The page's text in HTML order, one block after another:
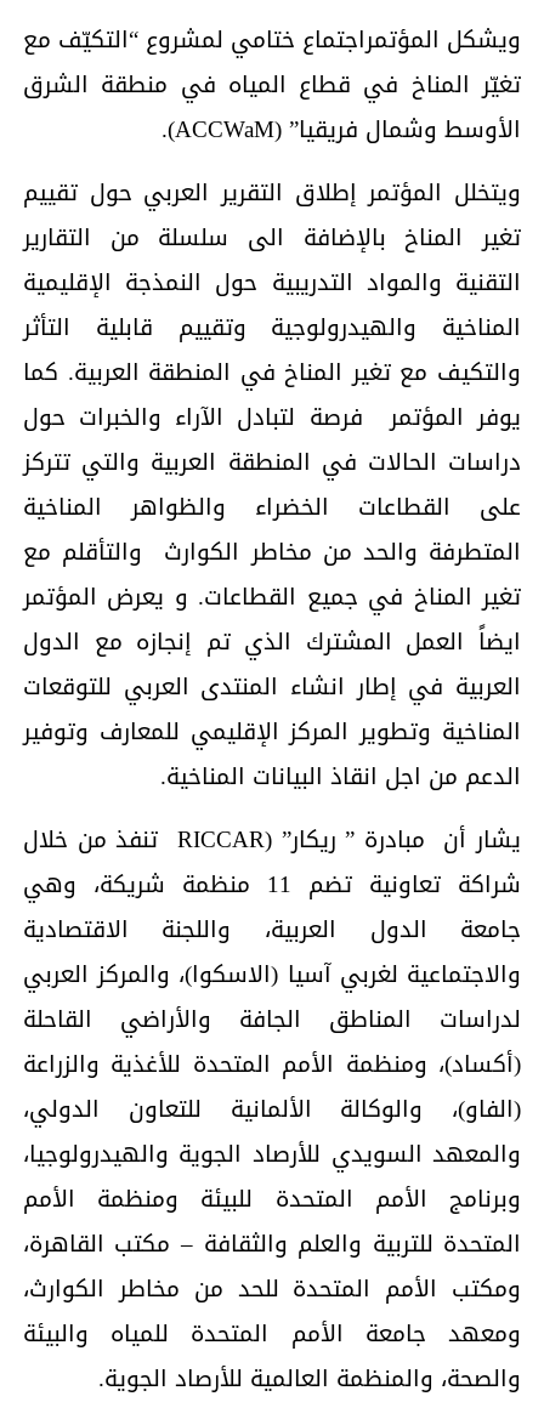
ويشكل المؤتمراجتماع ختامي لمشروع “التكيّف مع
تغيّر المناخ في قطاع المياه في منطقة الشرق
الأوسط وشمال فريقيا” (ACCWaM).
ويتخلل المؤتمر إطلاق التقرير العربي حول تقييم
تغير المناخ بالإضافة الى سلسلة من التقارير
التقنية والمواد التدريبية حول النمذجة الإقليمية
المناخية والهيدرولوجية وتقييم قابلية التأثر
والتكيف مع تغير المناخ في المنطقة العربية. كما
يوفر المؤتمر فرصة لتبادل الآراء والخبرات حول
دراسات الحالات في المنطقة العربية والتي تتركز
على القطاعات الخضراء والظواهر المناخية
المتطرفة والحد من مخاطر الكوارث والتأقلم مع
تغير المناخ في جميع القطاعات. و يعرض المؤتمر
ايضاً العمل المشترك الذي تم إنجازه مع الدول
العربية في إطار انشاء المنتدى العربي للتوقعات
المناخية وتطوير المركز الإقليمي للمعارف وتوفير
الدعم من اجل انقاذ البيانات المناخية.
يشار أن مبادرة ” ريكار” (RICCAR تنفذ من خلال
شراكة تعاونية تضم 11 منظمة شريكة، وهي
جامعة الدول العربية، واللجنة الاقتصادية
والاجتماعية لغربي آسيا (الاسكوا)، والمركز العربي
لدراسات المناطق الجافة والأراضي القاحلة
(أكساد)، ومنظمة الأمم المتحدة للأغذية والزراعة
(الفاو)، والوكالة الألمانية للتعاون الدولي،
والمعهد السويدي للأرصاد الجوية والهيدرولوجيا،
وبرنامج الأمم المتحدة للبيئة ومنظمة الأمم
المتحدة للتربية والعلم والثقافة – مكتب القاهرة،
ومكتب الأمم المتحدة للحد من مخاطر الكوارث،
ومعهد جامعة الأمم المتحدة للمياه والبيئة
والصحة، والمنظمة العالمية للأرصاد الجوية.